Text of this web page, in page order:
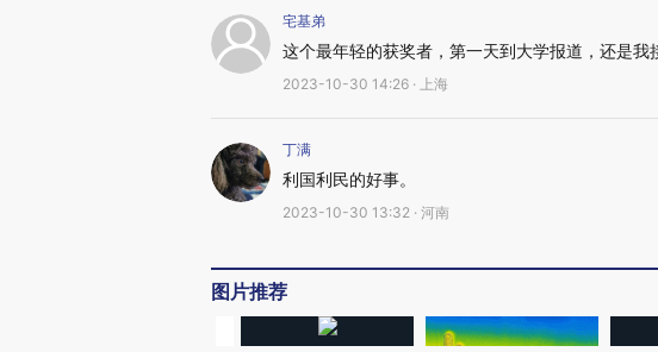
宅基弟
这个最年轻的获奖者，第一天到大学报道，还是我
2023-10-30 14:26 · 上海
丁满
利国利民的好事。
2023-10-30 13:32 · 河南
图片推荐